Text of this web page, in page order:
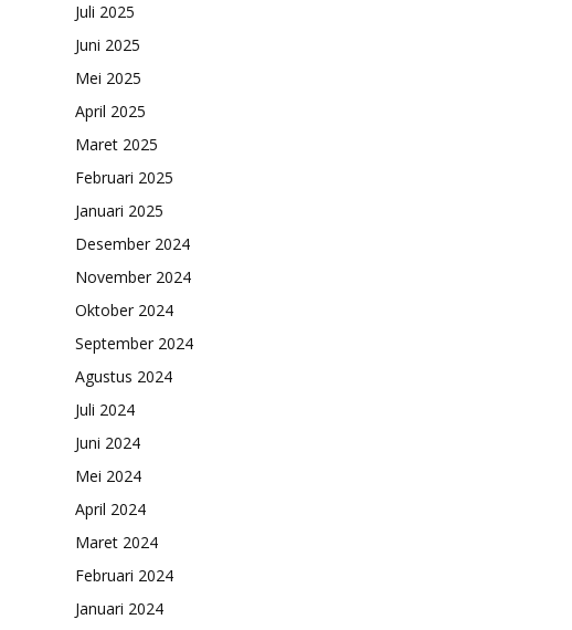
Juli 2025
Juni 2025
Mei 2025
April 2025
Maret 2025
Februari 2025
Januari 2025
Desember 2024
November 2024
Oktober 2024
September 2024
Agustus 2024
Juli 2024
Juni 2024
Mei 2024
April 2024
Maret 2024
Februari 2024
Januari 2024